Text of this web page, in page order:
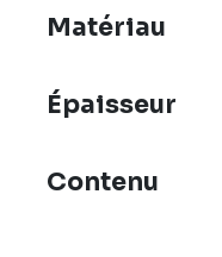
Matériau
Épaisseur
Contenu